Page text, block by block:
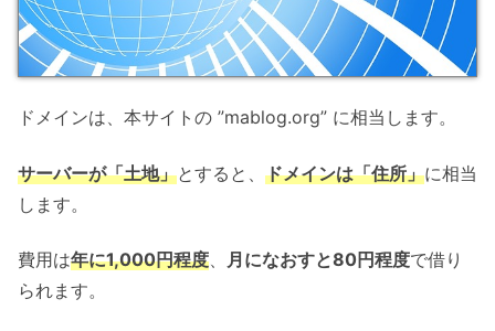
ドメインは、本サイトの ”mablog.org” に相当します。
サーバーが「土地」とすると、 ドメインは「住所」に相当
します。
費用は年に1,000円程度、 月になおすと80円程度で借り
られます。